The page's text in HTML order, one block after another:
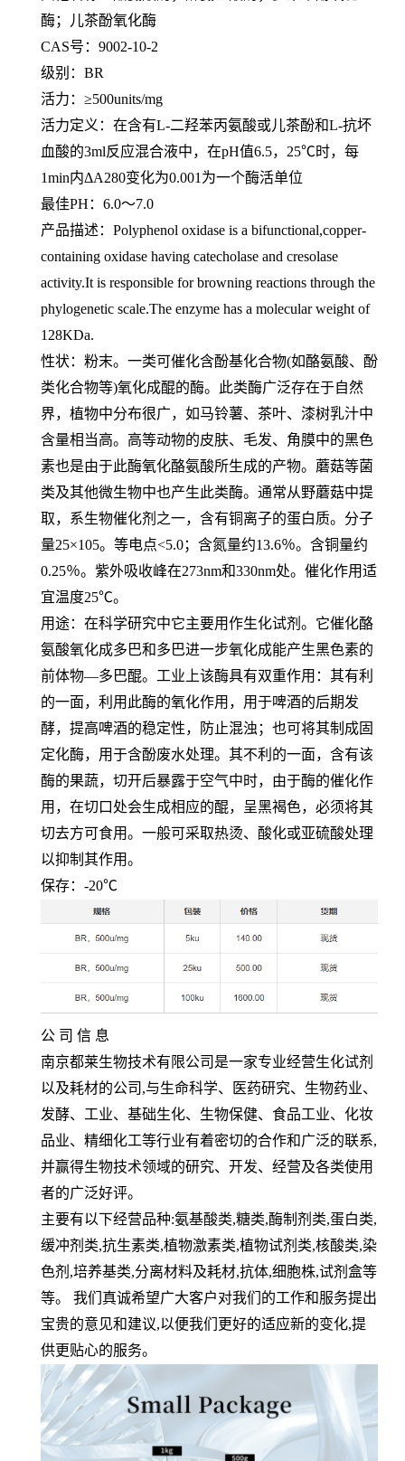
酶；儿茶酚氧化酶
CAS号： 9002-10-2
级别： BR
活力：≥500units/mg
活力定义：在含有L-二羟苯丙氨酸或儿茶酚和L-抗坏
血酸的3ml反应混合液中，在pH值6.5， 25℃时，每
1min内ΔA280变化为0.001 为一个酶活单位
最佳PH ： 6.0～7.0
产品描述： Polyphenol oxidase is a bifunctional,copper-
containing oxidase having catecholase and cresolase
activity.It is responsible for browning reactions through the
phylogenetic scale.The enzyme has a molecular weight of
128KDa.
性状：粉末。一类可催化含酚基化合物(如酪氨酸、酚
类化合物等)氧化成醌的酶。此类酶广泛存在于自然
界，植物中分布很广，如马铃薯、茶叶、漆树乳汁中
含量相当高。高等动物的皮肤、毛发、角膜中的黑色
素也是由于此酶氧化酪氨酸所生成的产物。蘑菇等菌
类及其他微生物中也产生此类酶。通常从野蘑菇中提
取，系生物催化剂之一，含有铜离子的蛋白质。分子
量25×105。等电点<5.0；含氮量约13.6％。含铜量约
0.25％。紫外吸收峰在273nm和330nm处。催化作用适
宜温度25℃。
用途：在科学研究中它主要用作生化试剂。它催化酪
氨酸氧化成多巴和多巴进一步氧化成能产生黑色素的
前体物—多巴醌。工业上该酶具有双重作用：其有利
的一面，利用此酶的氧化作用，用于啤酒的后期发
酵，提高啤酒的稳定性，防止混浊；也可将其制成固
定化酶，用于含酚废水处理。其不利的一面，含有该
酶的果蔬，切开后暴露于空气中时，由于酶的催化作
用，在切口处会生成相应的醌，呈黑褐色，必须将其
切去方可食用。一般可采取热烫、酸化或亚硫酸处理
以抑制其作用。
保存： -20℃
公 司 信 息
南京都莱生物技术有限公司是一家专业经营生化试剂
以及耗材的公司 ,与生命科学、医药研究、生物药业、
发酵、工业、基础生化、生物保健、食品工业、化妆
品业、精细化工等行业有着密切的合作和广泛的联系,
并赢得生物技术领域的研究、开发、经营及各类使用
者的广泛好评。
主要有以下经营品种:氨基酸类,糖类,酶制剂类,蛋白类,
缓冲剂类,抗生素类,植物激素类,植物试剂类,核酸类,染
色剂 ,培养基类,分离材料及耗材,抗体,细胞株,试剂盒等
等。 我们真诚希望广大客户对我们的工作和服务提出
宝贵的意见和建议,以便我们更好的适应新的变化,提
供更贴心的服务。